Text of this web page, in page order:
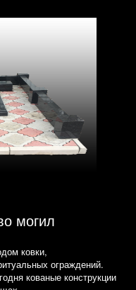
могил
ковки,
ограждений.
кованые конструкции